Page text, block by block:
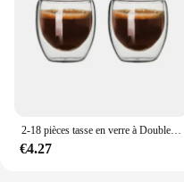
2-18 pièces tasse en verre à Double paroi à haute teneur en Borosilicate résistant à la chaleur thé lait jus café eau tasse Bar verres cadeau ensemble créatif
€4.27